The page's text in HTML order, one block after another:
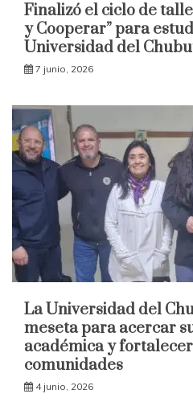
Finalizó el ciclo de
y Cooperar” para
Universidad del
7 junio, 2026
La Universidad del
meseta para acercar
académica y
comunidades
4 junio, 2026